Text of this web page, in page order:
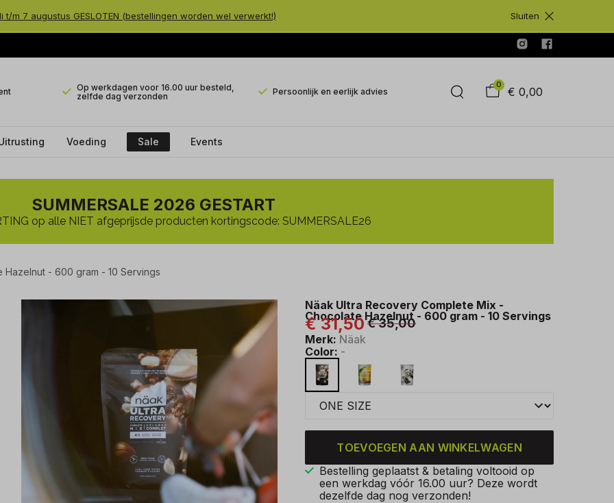
m 7 augustus GESLOTEN (bestellingen worden wel verwerkt!) Sluiten
Op werkdagen voor 16.00 uur besteld,
zelfde dag verzonden
Persoonlijk en eerlijk advies
0
€ 0,00
Voeding Sale Events
SUMMERSALE 2026 GESTART
op alle NIET afgeprijsde producten kortingscode: SUMMERSALE26
- 600 gram - 10 Servings
Näak Ultra Recovery Complete Mix -
Chocolate Hazelnut - 600 gram - 10 Servings
€ 31,50 € 35,00
Merk: Näak
Color: -
TOEVOEGEN AAN WINKELWAGEN
Bestelling geplaatst & betaling voltooid op
een werkdag vóór 16.00 uur? Deze wordt
dezelfde dag nog verzonden!